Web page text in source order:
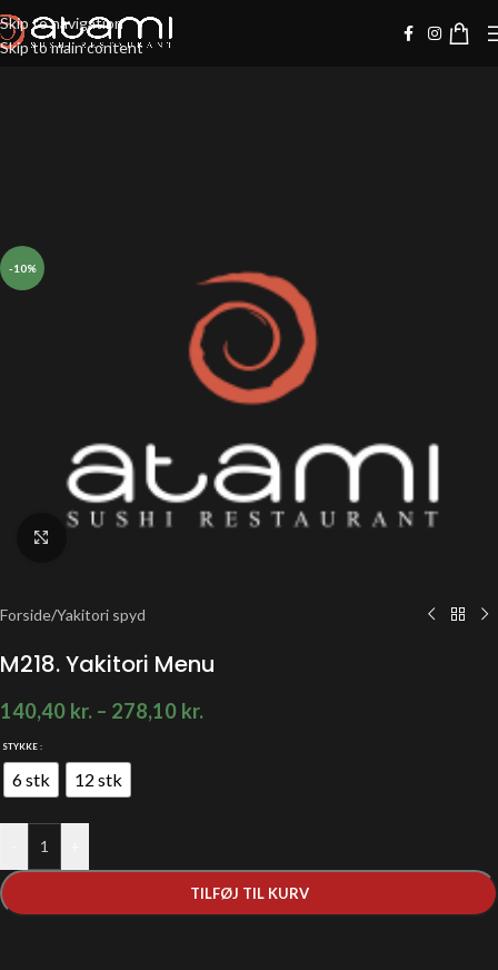
Skip to navigation
Skip to main content
-10%
Forside/Yakitori spyd
M218. Yakitori Menu
140,40 kr. – 278,10 kr.
STYKKE
6 stk 12 stk
TILFØJ TIL KURV